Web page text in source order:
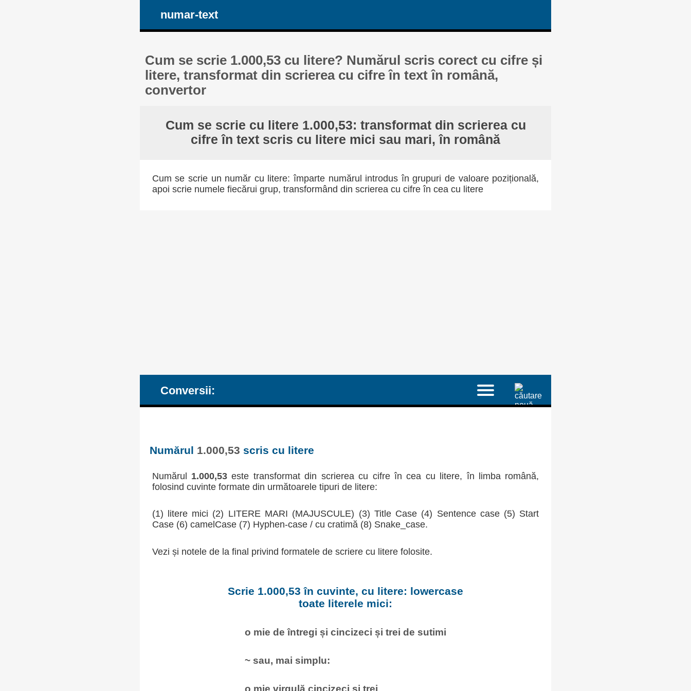
numar-text
Cum se scrie 1.000,53 cu litere? Numărul scris corect cu cifre și
litere, transformat din scrierea cu cifre în text în română,
convertor
Cum se scrie cu litere 1.000,53: transformat din scrierea cu
cifre în text scris cu litere mici sau mari, în română
Cum se scrie un număr cu litere: împarte numărul introdus în grupuri de valoare pozițională,
apoi scrie numele fiecărui grup, transformând din scrierea cu cifre în cea cu litere
Conversii:
Numărul 1.000,53 scris cu litere
Numărul 1.000,53 este transformat din scrierea cu cifre în cea cu litere, în limba română,
folosind cuvinte formate din următoarele tipuri de litere:
(1) litere mici (2) LITERE MARI (MAJUSCULE) (3) Title Case (4) Sentence case (5) Start
Case (6) camelCase (7) Hyphen-case / cu cratimă (8) Snake_case.
Vezi și notele de la final privind formatele de scriere cu litere folosite.
Scrie 1.000,53 în cuvinte, cu litere: lowercase
toate literele mici:
o mie de întregi și cincizeci și trei de sutimi
~ sau, mai simplu:
o mie virgulă cincizeci și trei